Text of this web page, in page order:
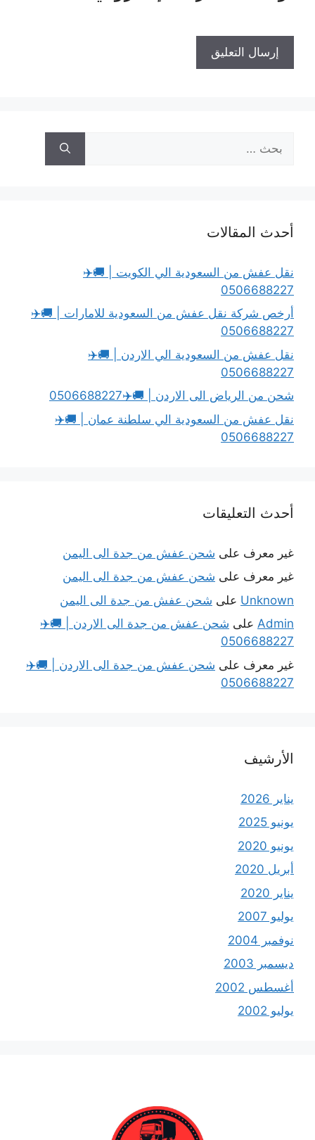
عن:
أحدث المقالات
نقل عفش من السعودية الي الكويت | 🚚✈️
0506688227
أرخص شركة نقل عفش من السعودية للامارات | 🚚✈️
0506688227
نقل عفش من السعودية الي الاردن | 🚚✈️
0506688227
شحن من الرياض الى الاردن | 🚚✈️0506688227
نقل عفش من السعودية الي سلطنة عمان | 🚚✈️
0506688227
أحدث التعليقات
غير معرف على شحن عفش من جدة الى اليمن
غير معرفعلى شحن عفش من جدة الى اليمن
Unknownعلى شحن عفش من جدة الى اليمن
Adminعلى شحن عفش من جدة الى الاردن | 🚚✈️
0506688227
غير معرف على شحن عفش من جدة الى الاردن | 🚚✈️
0506688227
الأرشيف
يناير 2026
يونيو 2025
يونيو 2020
أبريل 2020
يناير 2020
يوليو 2007
نوفمبر 2004
ديسمبر 2003
أغسطس 2002
يوليو 2002